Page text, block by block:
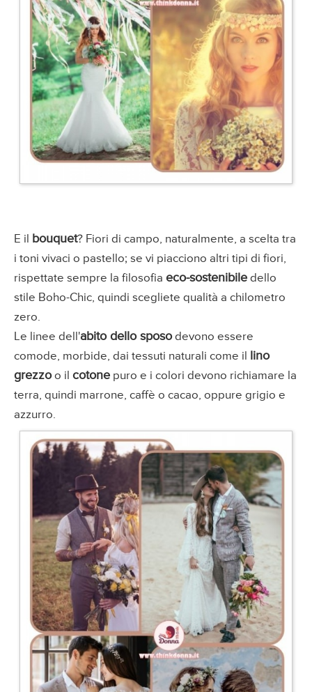
E il bouquet? Fiori di campo, naturalmente, a scelta tra
i toni vivaci o pastello; se vi piacciono altri tipi di fiori,
rispettate sempre la filosofia eco-sostenibile dello
stile Boho-Chic, quindi scegliete qualità a chilometro
zero.
Le linee dell'abito dello sposodevono essere
comode, morbide, dai tessuti naturali come il lino
grezzoo il cotone puro e i colori devono richiamare la
terra, quindi marrone, caffè o cacao, oppure grigio e
azzurro.